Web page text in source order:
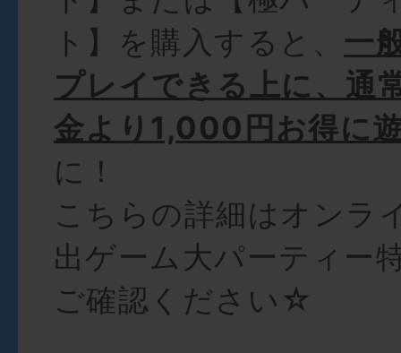
ト】を購入すると、 一
プレイできる上に、通
金より1,000円お得に
に！
こちらの詳細はオンラ
出ゲーム大パーティー
ご確認ください☆